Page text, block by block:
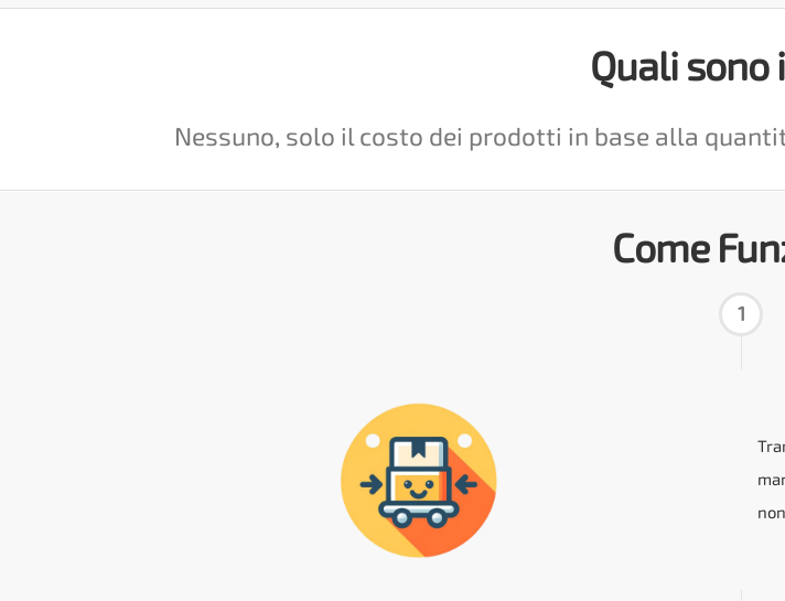
Quali sono
Nessuno, solo il costo dei prodotti in base alla
Come
1